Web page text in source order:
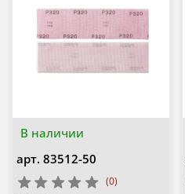
В наличии
арт. 83512-50
(0)